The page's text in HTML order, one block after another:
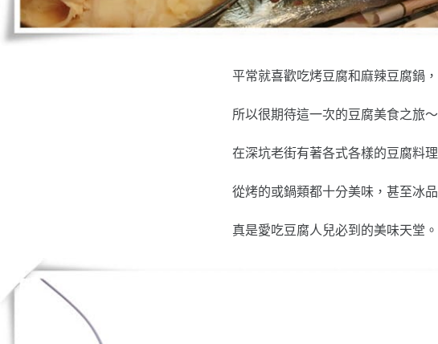
平常就喜歡吃烤豆腐和麻辣豆腐鍋，
所以很期待這一次的豆腐美食之旅～
在深坑老街有著各式各樣的豆腐料理
從烤的或鍋類都十分美味，甚至冰品
真是愛吃豆腐人兒必到的美味天堂。